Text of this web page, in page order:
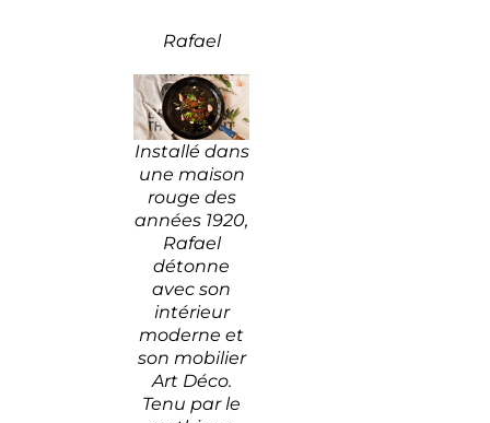
Rafael
Installé dans
une maison
rouge des
années 1920,
Rafael
détonne
avec son
intérieur
moderne et
son mobilier
Art Déco.
Tenu par le